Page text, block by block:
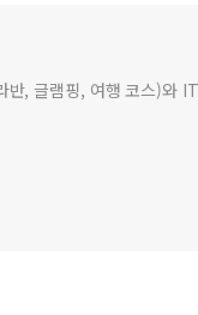
, 글램핑, 여행 코스)와